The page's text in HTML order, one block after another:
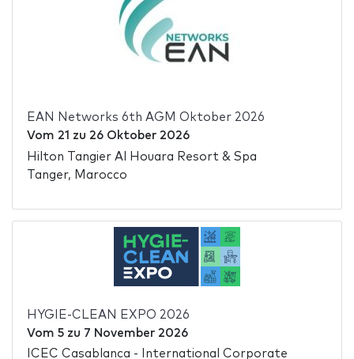
EAN Networks 6th AGM Oktober 2026
Vom 21 zu 26 Oktober 2026
Hilton Tangier Al Houara Resort & Spa
Tanger, Marocco
HYGIE-CLEAN EXPO 2026
Vom 5zu 7 November 2026
ICEC Casablanca - International Corporate